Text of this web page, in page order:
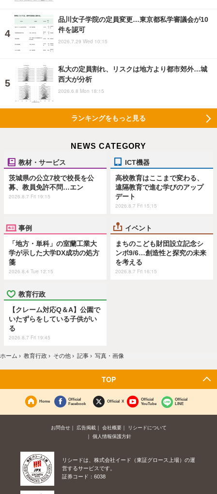
品川女子学院の定員変更…東京都私学審議会が10
件を認可
2026.7.29 Wed 10:15
私大の定員割れ、リスクは地方より都市郊外…城
西大が分析
2026.6.8 Mon 18:15
ランキングをもっと見る
NEWS CATEGORY
教材・サービス
茨城県の公立7校で校長を公
募、教員免許不問…エン
2026.8.7 Fri 19:15
ICT機器
高校教育はここまで変わる、
遠隔教育で進む学びのアップ
デート
2026.8.7 Fri 15:15
事例
「地方・単科」の室蘭工業大
学が示した大学DX成功の処方
箋
2026.8.4 Tue 12:15
イベント
まちのこども財団設立記念シ
ンポ9/6…創造性と探究の未来
を考える
2026.8.7 Fri 16:15
教育行政
【クレーム対応Q＆A】公園で
いたずらをしている子供がい
る
2026.8.7 Fri 19:45
ホーム › 教育行政 › その他 › 記事 › 写真・画像
TOP
Home
Official
Facebook
Official X
Official
YouTube
Official
LINE
お問合せ 広告掲載 会社概要
リシードについて
個人情報保護方針
リシードは、株式会社イード（東証グロース上場）の運
営するサービスです。
証券コード：6038